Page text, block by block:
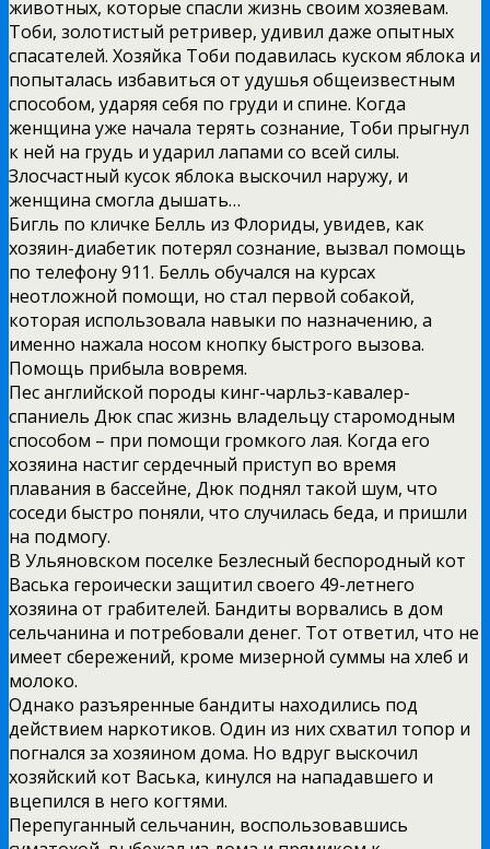
животных, которые спасли жизнь своим хозяевам.
Тоби, золотистый ретривер, удивил даже опытных
спасателей. Хозяйка Тоби подавилась куском яблока и
попыталась избавиться от удушья общеизвестным
способом, ударяя себя по груди и спине. Когда
женщина уже начала терять сознание, Тоби прыгнул
к ней на грудь и ударил лапами со всей силы.
Злосчастный кусок яблока выскочил наружу, и
женщина смогла дышать…
Бигль по кличке Белль из Флориды, увидев, как
хозяин-диабетик потерял сознание, вызвал помощь
по телефону 911. Белль обучался на курсах
неотложной помощи, но стал первой собакой,
которая использовала навыки по назначению, а
именно нажала носом кнопку быстрого вызова.
Помощь прибыла вовремя.
Пес английской породы кинг-чарльз-кавалер-
спаниель Дюк спас жизнь владельцу старомодным
способом – при помощи громкого лая. Когда его
хозяина настиг сердечный приступ во время
плавания в бассейне, Дюк поднял такой шум, что
соседи быстро поняли, что случилась беда, и пришли
на подмогу.
В Ульяновском поселке Безлесный беспородный кот
Васька героически защитил своего 49-летнего
хозяина от грабителей. Бандиты ворвались в дом
сельчанина и потребовали денег. Тот ответил, что не
имеет сбережений, кроме мизерной суммы на хлеб и
молоко.
Однако разъяренные бандиты находились под
действием наркотиков. Один из них схватил топор и
погнался за хозяином дома. Но вдруг выскочил
хозяйский кот Васька, кинулся на нападавшего и
вцепился в него когтями.
Перепуганный сельчанин, воспользовавшись